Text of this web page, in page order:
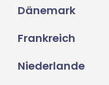
Dänemark
Frankreich
Niederlande